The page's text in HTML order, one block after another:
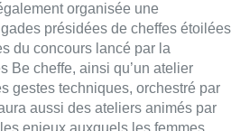
organisée une
présidées de cheffes étoilées
du concours lancé par la
Be cheffe, ainsi qu’un atelier
gestes techniques, orchestré par
aussi des ateliers animés par